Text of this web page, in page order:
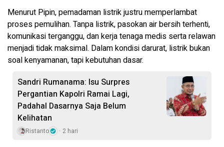
Menurut Pipin, pemadaman listrik justru memperlambat
proses pemulihan. Tanpa listrik, pasokan air bersih terhenti,
komunikasi terganggu, dan kerja tenaga medis serta relawan
menjadi tidak maksimal. Dalam kondisi darurat, listrik bukan
soal kenyamanan, tapi kebutuhan dasar.
Sandri Rumanama: Isu Surpres
Pergantian Kapolri Ramai Lagi,
Padahal Dasarnya Saja Belum
Kelihatan
Ristanto 2 hari